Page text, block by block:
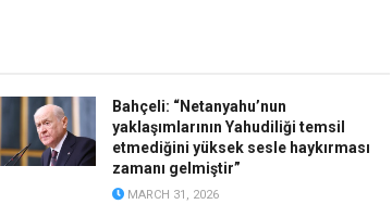
Bahçeli: “Netanyahu’nun
yaklaşımlarının Yahudiliği temsil
etmediğini yüksek sesle haykırması
zamanı gelmiştir”
MARCH 31, 2026